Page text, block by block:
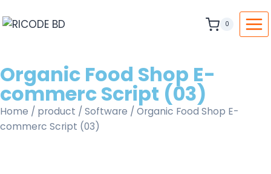
0
Organic Food Shop E-
commerc Script (03)
Home / product / Software / Organic Food Shop E-
commerc Script (03)